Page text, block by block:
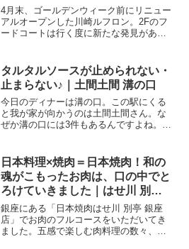
4月末、ゴールデンウィーク前にリニュー
アルオープンした川崎ルフロン。2Fのフ
ードコートは行く度に新たな発見があっ
名店、玉さんがお店を出していたという
のに、なんかイマヒ...
タルタルソースが止められない・
止まらない♪｜土間土間 溝の口
今日のディナーは溝の口。この駅にくる
と我が家が向かうのは土間土間さん。な
ぜか溝の口には3件もあるんですよね。
口店 さん東急溝の口駅、JR南武線の武蔵
溝ノ口駅、どちらか...
日本料理×焼肉＝日本焼肉！和の
魂がこもったお肉は、口の中でと
ろけていきました｜はせ川 別亭
銀座
銀座にある「日本焼肉はせ川 別亭 銀座
店」でお肉のフルコースをいただいてき
ました。五感で楽しむ肉料理の数々、恐